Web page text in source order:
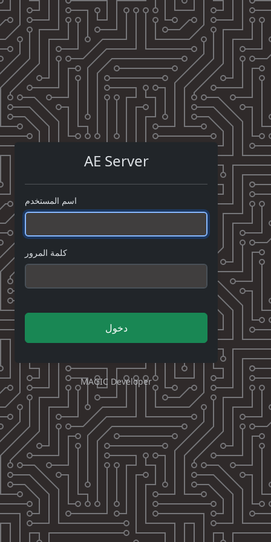
AE Server
اسم المستخدم
كلمة المرور
دخول
MAGIC Developer